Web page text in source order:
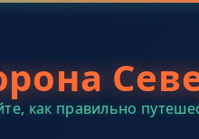
как правильно